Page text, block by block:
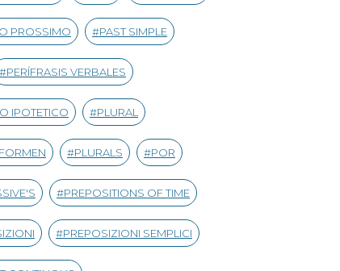
PROSSIMO PAST SIMPLE
PERÍFRASIS VERBALES
IPOTETICO PLURAL
PLURALS POR
PREPOSITIONS OF TIME
PREPOSIZIONI SEMPLICI